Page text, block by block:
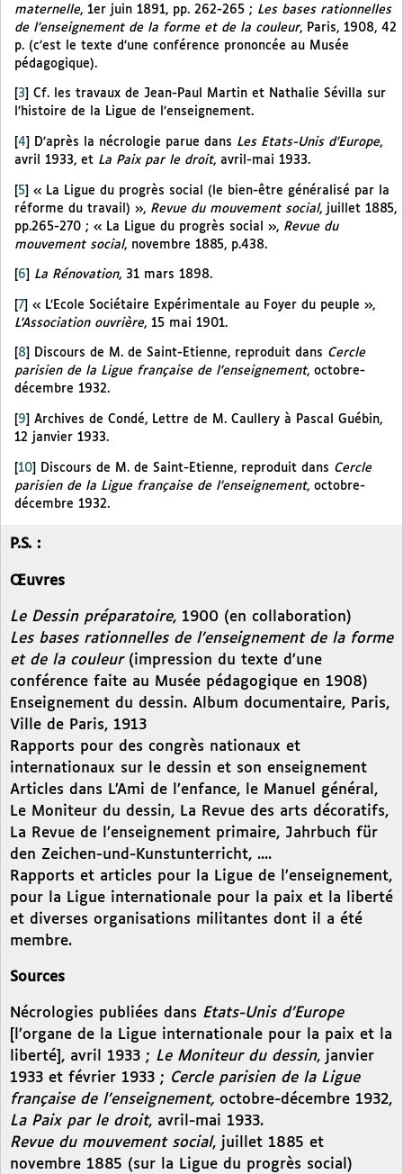
maternelle, 1er juin 1891, pp. 262-265 ; Les bases rationnelles
de l’enseignement de la forme et de la couleur, Paris, 1908, 42
p. (c’est le texte d’une conférence prononcée au Musée
pédagogique).
3
Cf. les travaux de Jean-Paul Martin et Nathalie Sévilla sur
l’histoire de la Ligue de l’enseignement.
4 D’après la nécrologie parue dans Les Etats-Unis d’Europe,
avril 1933, et La Paix par le droit, avril-mai 1933.
[5] « La Ligue du progrès social (le bien-être généralisé par la
réforme du travail) », Revue du mouvement social, juillet 1885,
pp.265-270 ; « La Ligue du progrès social », Revue du
mouvement social, novembre 1885, p.438.
6 La Rénovation, 31 mars 1898.
[7] « L’Ecole Sociétaire Expérimentale au Foyer du peuple »,
L’Association ouvrière, 15 mai 1901.
8 Discours de M. de Saint-Etienne, reproduit dans Cercle
parisien de la Ligue française de l’enseignement, octobre-
décembre 1932.
9
Archives de Condé, Lettre de M. Caullery à Pascal Guébin,
12 janvier 1933.
[10] Discours de M. de Saint-Etienne, reproduit dans Cercle
parisien de la Ligue française de l’enseignement, octobre-
décembre 1932.
P.S. :
Œuvres
Le Dessin préparatoire, 1900 (en collaboration)
Les bases rationnelles de l’enseignement de la forme
et de la couleur (impression du texte d’une
conférence faite au Musée pédagogique en 1908)
Enseignement du dessin. Album documentaire, Paris,
Ville de Paris, 1913
Rapports pour des congrès nationaux et
internationaux sur le dessin et son enseignement
Articles dans L’Ami de l’enfance, le Manuel général,
Le Moniteur du dessin, La Revue des arts décoratifs,
La Revue de l’enseignement primaire, Jahrbuch für
den Zeichen-und-Kunstunterricht, ....
Rapports et articles pour la Ligue de l’enseignement,
pour la Ligue internationale pour la paix et la liberté
et diverses organisations militantes dont il a été
membre.
Sources
Nécrologies publiées dans Etats-Unis d’Europe
[l’organe de la Ligue internationale pour la paix et la
liberté], avril 1933 ; Le Moniteur du dessin, janvier
1933 et février 1933 ; Cercle parisien de la Ligue
française de l’enseignement, octobre-décembre 1932,
La Paix par le droit, avril-mai 1933.
Revue du mouvement social, juillet 1885 et
novembre 1885 (sur la Ligue du progrès social)